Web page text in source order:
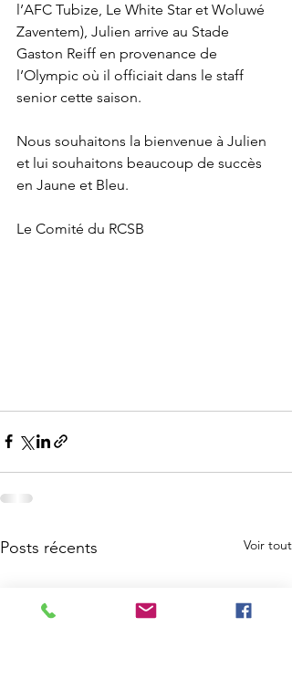
l’AFC Tubize, Le White Star et Woluwé
Zaventem), Julien arrive au Stade
Gaston Reiff en provenance de
l’Olympic où il officiait dans le staff
senior cette saison.
Nous souhaitons la bienvenue à Julien
et lui souhaitons beaucoup de succès
en Jaune et Bleu.
Le Comité du RCSB
Posts récents Voir tout